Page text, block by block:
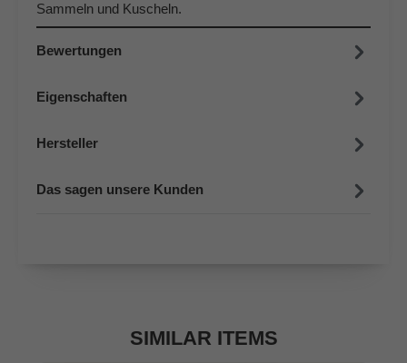
Sammeln und Kuscheln.
Bewertungen
Eigenschaften
Hersteller
Das sagen unsere Kunden
SIMILAR ITEMS